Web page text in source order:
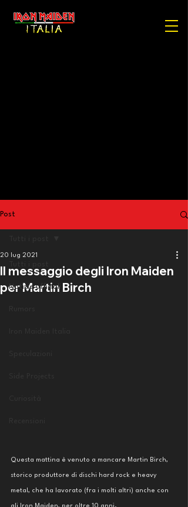
Post
Notizie ufficiali
Il messaggio degli Iron Maiden
per Martin Birch
20 lug 2021
Questa mattina è venuto a mancare Martin Birch,
storico produttore di dischi hard rock e heavy
metal, che ha lavorato (fra i molti altri) anche con